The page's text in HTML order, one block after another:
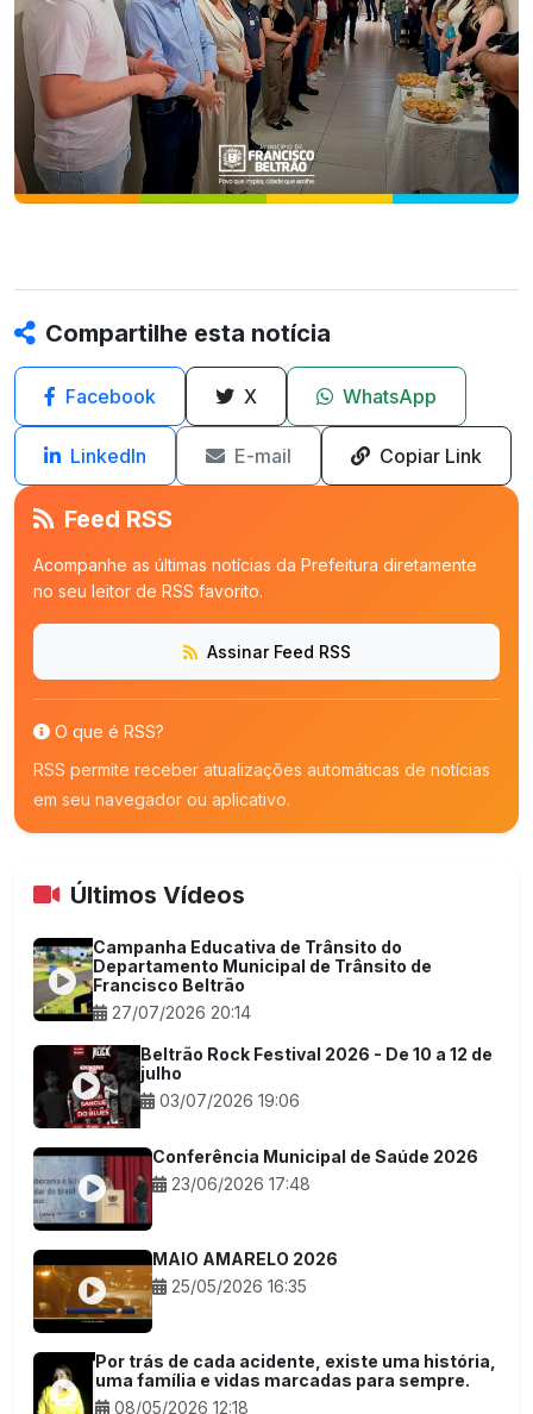
Compartilhe esta notícia
Facebook X WhatsApp
LinkedIn E-mail Copiar Link
Feed RSS
Acompanhe as últimas notícias da Prefeitura diretamente
no seu leitor de RSS favorito.
Assinar Feed RSS
O que é RSS?
RSS permite receber atualizações automáticas de notícias
em seu navegador ou aplicativo.
Últimos Vídeos
Campanha Educativa de Trânsito do
Departamento Municipal de Trânsito de
Francisco Beltrão
27/07/2026 20:14
Beltrão Rock Festival 2026 - De 10 a 12 de
julho
03/07/2026 19:06
Conferência Municipal de Saúde 2026
23/06/2026 17:48
MAIO AMARELO 2026
25/05/2026 16:35
Por trás de cada acidente, existe uma história,
uma família e vidas marcadas para sempre.
08/05/2026 12:18